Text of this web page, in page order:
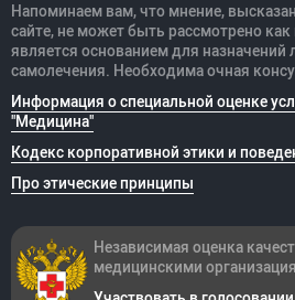
Напоминаем вам, что мнение,
сайте, не может быть рассмотрено как
является основанием для назначений
самолечения. Необходима очная
Информация о специальной оценке
"Медицина"
Кодекс корпоративной этики и
Про этические принципы
Независимая оценка
медицинскими